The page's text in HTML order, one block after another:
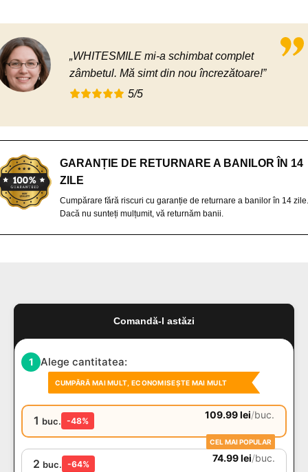
„WHITESMILE mi-a schimbat complet
zâmbetul. Mă simt din nou încrezătoare!”
5/5
GARANȚIE DE RETURNARE A BANILOR ÎN 14
ZILE
Cumpărare fără riscuri cu garanție de returnare a banilor în 14 zile.
Dacă nu sunteți mulțumit, vă returnăm banii.
Comandă-l astăzi
1 Alege cantitatea:
CUMPĂRĂ MAI MULT, ECONOMISEȘTE MAI MULT
1 buc. -48%
109.99lei/buc.
CEL MAI POPULAR
2 buc. -64%
74.99lei/buc.